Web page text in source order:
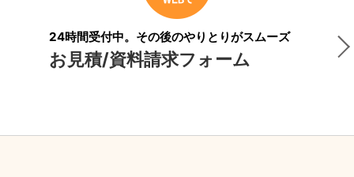
24時間受付中。その後のやりとりがスムーズ
お見積/資料請求フォーム